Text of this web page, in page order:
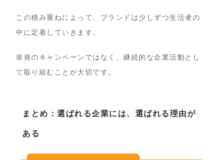
この積み重ねによって、ブランドは少しずつ生活者の
中に定着していきます。
単発のキャンペーンではなく、継続的な企業活動とし
て取り組むことが大切です。
まとめ：選ばれる企業には、選ばれる理由が
ある